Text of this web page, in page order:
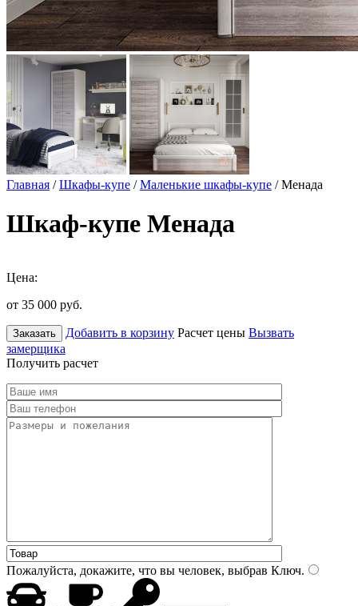
Главная /Шкафы-купе /Маленькие шкафы-купе / Менада
Шкаф-купе Менада
Цена:
от 35 000 руб.
Заказать Добавить в корзину Расчет цены Вызвать
замерщика
Получить расчет
Пожалуйста, докажите, что вы человек, выбрав Ключ.